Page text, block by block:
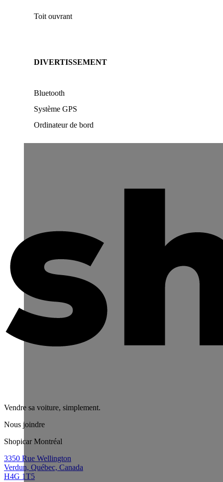
Toit ouvrant
DIVERTISSEMENT
Bluetooth
Système GPS
Ordinateur de bord
Vendre sa voiture, simplement.
Nous joindre
Shopicar Montréal
3350 Rue Wellington
Verdun, Québec, Canada
H4G 1T5